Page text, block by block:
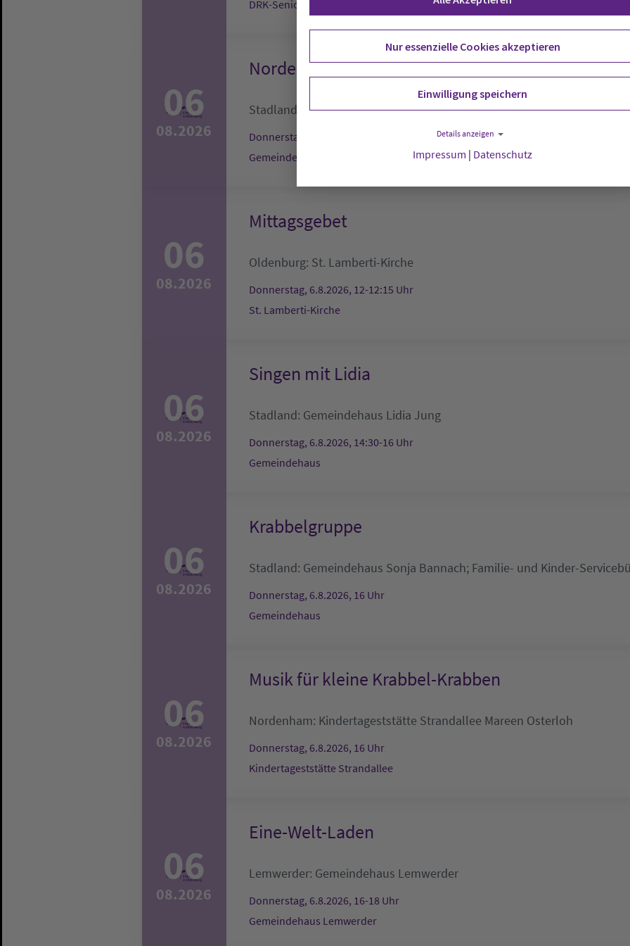
DRK-Seniorenheim Hude
06
08.2026
Nordenhamer Tafel
Stadland: GemeindehausAußenstelle Rodenkirchen
Donnerstag, 6.8.2026, 11:30-12:30 Uhr
Gemeindehaus
06
08.2026
Mittagsgebet
Oldenburg: St. Lamberti-Kirche
Donnerstag, 6.8.2026, 12-12:15 Uhr
St. Lamberti-Kirche
06
08.2026
Singen mit Lidia
Stadland: Gemeindehaus Lidia Jung
Donnerstag, 6.8.2026, 14:30-16 Uhr
Gemeindehaus
06
08.2026
Krabbelgruppe
Stadland: Gemeindehaus Sonja Bannach; Familie- und Kinder-
Donnerstag, 6.8.2026, 16 Uhr
Gemeindehaus
06
08.2026
Musik für kleine Krabbel-Krabben
Nordenham: Kindertageststätte Strandallee Mareen Osterloh
Donnerstag, 6.8.2026, 16 Uhr
Kindertageststätte Strandallee
06
08.2026
Eine-Welt-Laden
Lemwerder: Gemeindehaus Lemwerder
Donnerstag, 6.8.2026, 16-18 Uhr
Gemeindehaus Lemwerder
Nur essenzielle Cookies akzeptieren
Einwilligung speichern
Details anzeigen
Impressum | Datenschutz